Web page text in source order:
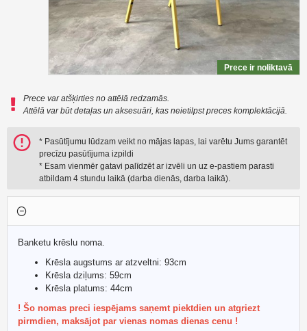
Prece ir noliktavā
Prece var atšķirties no attēlā redzamās.
Attēlā var būt detaļas un aksesuāri, kas neietilpst preces komplektācijā.
* Pasūtījumu lūdzam veikt no mājas lapas, lai varētu Jums garantēt
precīzu pasūtījuma izpildi
* Esam vienmēr gatavi palīdzēt ar izvēli un uz e-pastiem parasti
atbildam 4 stundu laikā (darba dienās, darba laikā).
Banketu krēslu noma.
Krēsla augstums ar atzveltni: 93cm
Krēsla dziļums: 59cm
Krēsla platums: 44cm
! Šo nomas preci iespējams saņemt piektdien un atgriezt
pirmdien, maksājot par vienas nomas dienas cenu !